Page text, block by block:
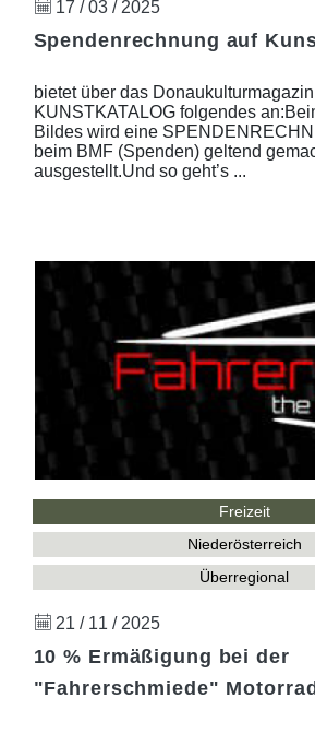
17 / 03 / 2025
Spendenrechnung auf
bietet über das
KUNSTKATALOG folgendes
Bildes wird eine
beim BMF (Spenden) geltend
ausgestellt.Und so geht’s ...
Freizeit
Niederösterreich
Überregional
21 / 11 / 2025
10 % Ermäßigung bei der
"Fahrerschmiede"